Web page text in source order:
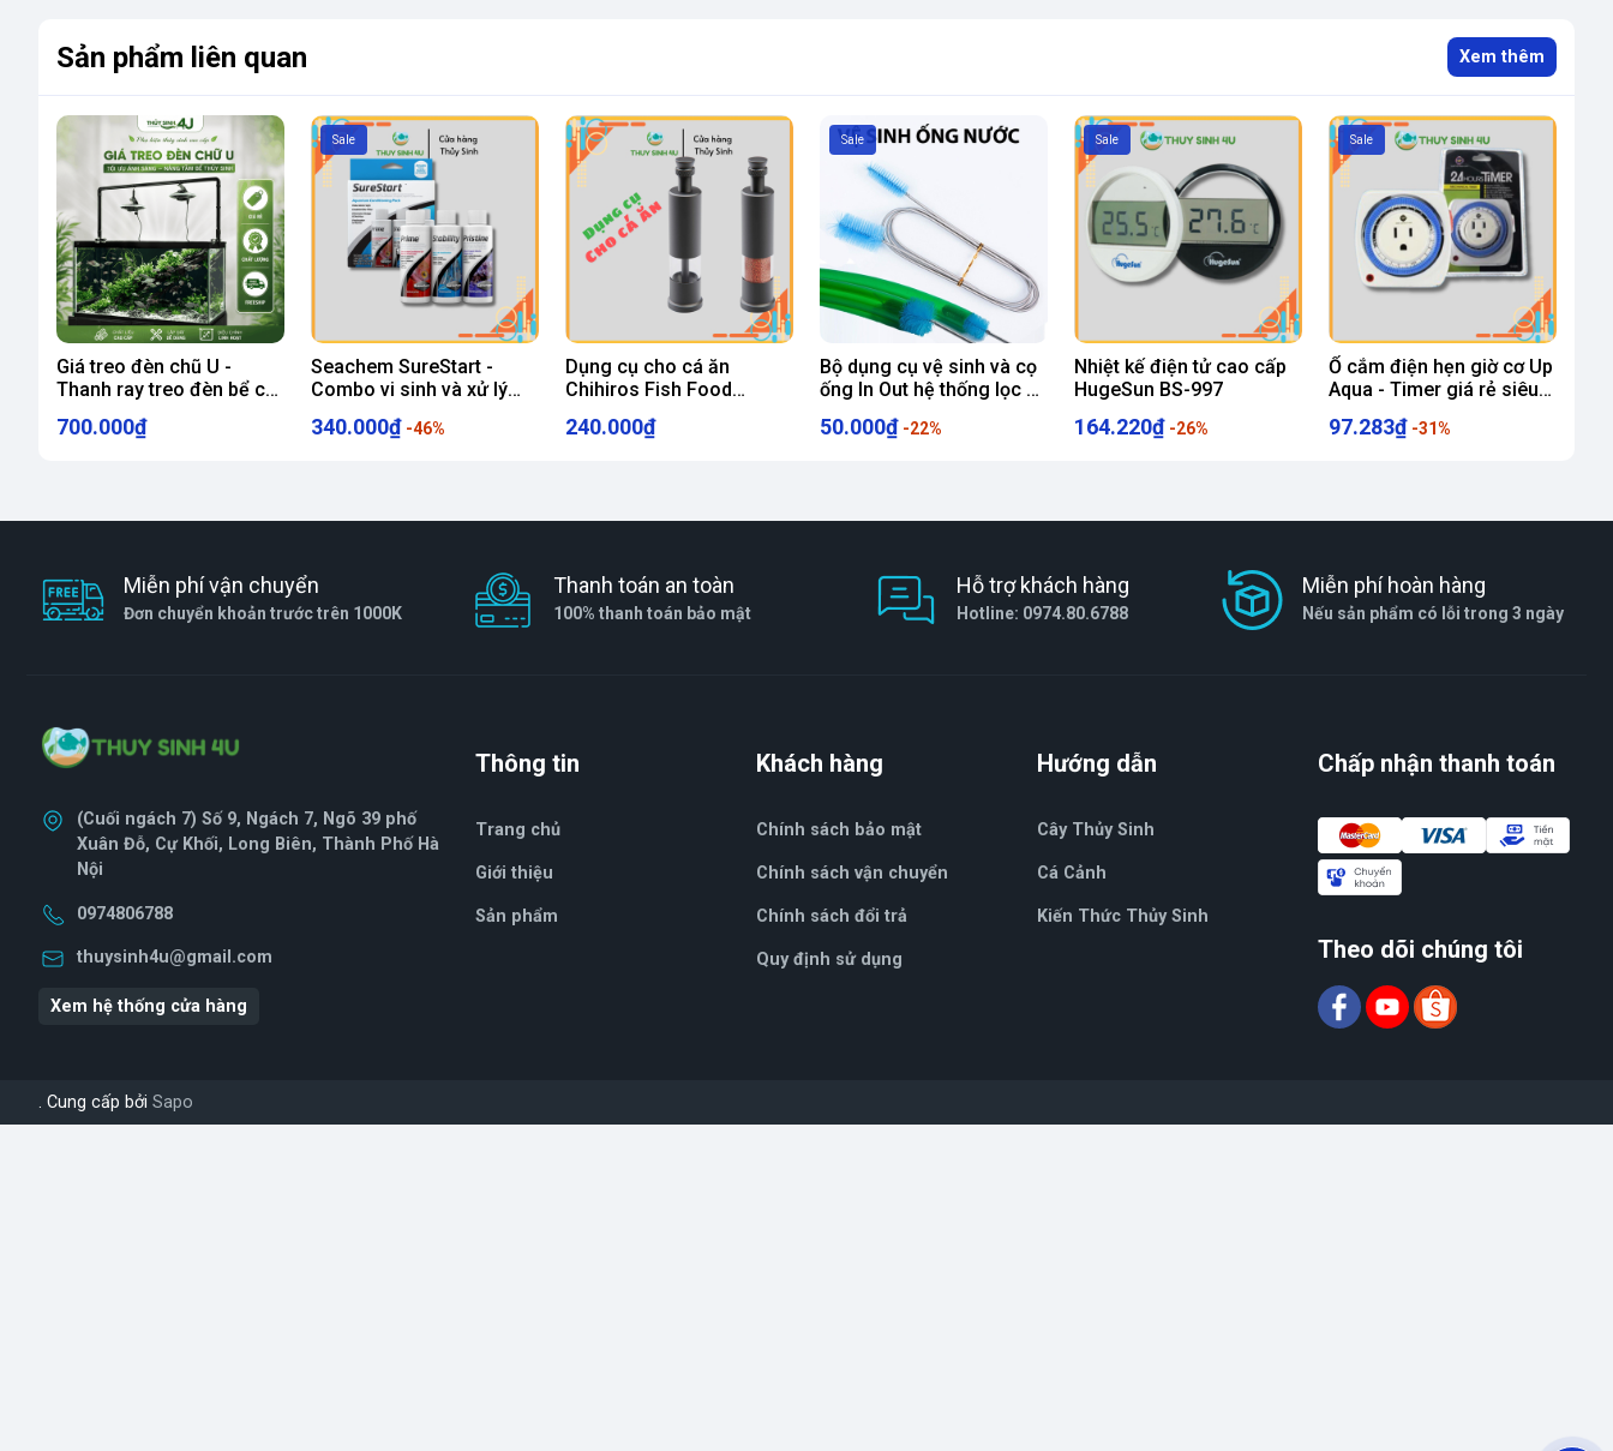
Sản phẩm liên quan Xem thêm
Giá treo đèn chũ U -
Thanh ray treo đèn bể cá
700.000₫
Sale
Seachem SureStart -
Combo vi sinh và xử lý
nước cho bể mới
340.000₫ -46%
Dụng cụ cho cá ăn
Chihiros Fish Food
240.000₫
Sale
Bộ dụng cụ vệ sinh và cọ
ống In Out hệ thống lọc bể
50.000₫ -22%
Sale
Nhiệt kế điện tử cao cấp
HugeSun BS-997
164.220₫ -26%
Sale
Ổ cắm điện hẹn giờ cơ Up
Aqua - Timer giá rẻ siêu
97.283₫ -31%
Miễn phí vận chuyển
Đơn chuyển khoản trước trên 1000K
Thanh toán an toàn
100% thanh toán bảo mật
Hỗ trợ khách hàng
Hotline: 0974.80.6788
Miễn phí hoàn hàng
Nếu sản phẩm có lỗi trong 3 ngày
(Cuối ngách 7) Số 9, Ngách 7, Ngõ 39 phố
Xuân Đỗ, Cự Khối, Long Biên, Thành Phố Hà
Nội
0974806788
thuysinh4u@gmail.com
Xem hệ thống cửa hàng
Thông tin
Trang chủ
Giới thiệu
Sản phẩm
Khách hàng
Chính sách bảo mật
Chính sách vận chuyển
Chính sách đổi trả
Quy định sử dụng
Hướng dẫn
Cây Thủy Sinh
Cá Cảnh
Kiến Thức Thủy Sinh
Chấp nhận thanh toán
Theo dõi chúng tôi
. Cung cấp bởi Sapo